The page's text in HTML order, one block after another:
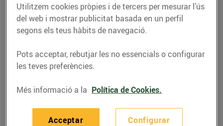
Filet de porc a la mostassa
24/d’agost/2022
Ingredients per a 4 persones: 800 g filet de
porc 100 ml oli...
Utilitzem cookies pròpies i de tercers per mesurar l’ús
del web i mostrar publicitat basada en un perfil
segons els teus hàbits de navegació.
Pots acceptar, rebutjar les no essencials o configurar
les teves preferències.
Més informació a la Política de Cookies.
Configurar
Acceptar